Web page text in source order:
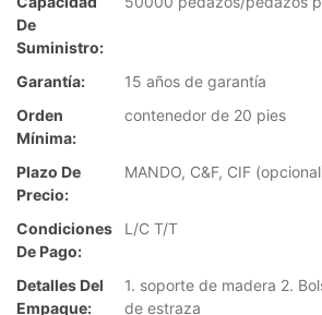
De
Suministro:
Garantía:
15 años de garantía
Orden
Mínima:
contenedor de 20 pies
Plazo De
Precio:
MANDO, C&F, CIF
Condiciones
De Pago:
L/C T/T
Detalles Del
Empaque:
1. soporte de madera 2.
de estraza